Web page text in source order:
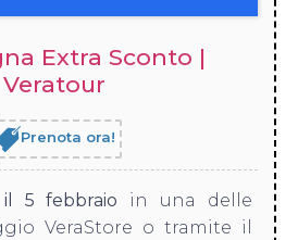
Extra Sconto |
Veratour
Prenota ora!
5 febbraio in una delle
VeraStore o tramite il